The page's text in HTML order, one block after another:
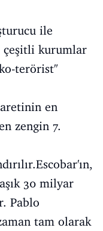
ile
çeşitli kurumlar
terörist"
en
zengin 7.
30 milyar
Pablo
tam olarak